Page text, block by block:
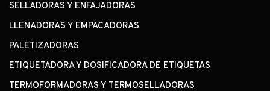
SELLADORAS Y ENFAJADORAS
LLENADORAS Y EMPACADORAS
PALETIZADORAS
ETIQUETADORA Y DOSIFICADORA DE ETIQUETAS
TERMOFORMADORAS Y TERMOSELLADORAS